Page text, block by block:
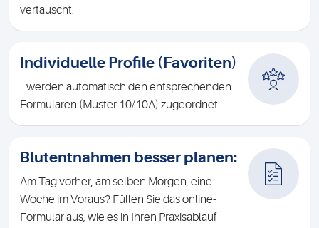
vertauscht.
Individuelle Profile (Favoriten)
...werden automatisch den entsprechenden
Formularen (Muster 10/10A) zugeordnet.
Blutentnahmen besser planen:
Am Tag vorher, am selben Morgen, eine
Woche im Voraus? Füllen Sie das online-
Formular aus, wie es in Ihren Praxisablauf